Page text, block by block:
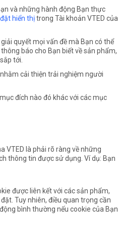
và những hành động Bạn thực
hiển thịtrong Tài khoản VTED của
quyết mọi vấn đề mà Bạn có thể
báo cho Bạn biết về sản phẩm,
tới.
cải thiện trải nghiệm người
đích nào đó khác với các mục
VTED là phải rõ ràng về những
thông tin được sử dụng. Ví dụ: Bạn
được liên kết với các sản phẩm,
Tuy nhiên, điều quan trọng cần
bình thường nếu cookie của Bạn